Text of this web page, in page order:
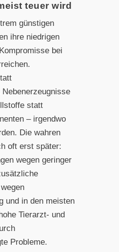
teuer wird
günstigen
ihre niedrigen
bei
statt
– irgendwo
Die wahren
oft erst später:
wegen geringer
und in den meisten
Tierarzt- und
Probleme.